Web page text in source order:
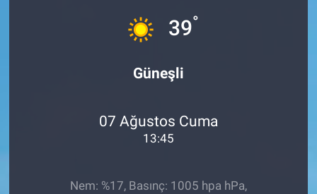
39°
Güneşli
07 Ağustos Cuma
13:45
Nem: %17, Basınç: 1005 hpa hPa,